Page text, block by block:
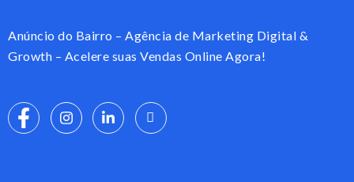
Anúncio do Bairro – Agência de Marketing Digital &
Growth – Acelere suas Vendas Online Agora!